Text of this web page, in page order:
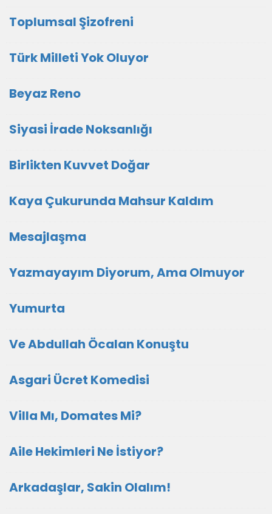
Toplumsal Şizofreni
Türk Milleti Yok Oluyor
Beyaz Reno
Siyasi İrade Noksanlığı
Birlikten Kuvvet Doğar
Kaya Çukurunda Mahsur Kaldım
Mesajlaşma
Yazmayayım Diyorum, Ama Olmuyor
Yumurta
Ve Abdullah Öcalan Konuştu
Asgari Ücret Komedisi
Villa Mı, Domates Mi?
Aile Hekimleri Ne İstiyor?
Arkadaşlar, Sakin Olalım!